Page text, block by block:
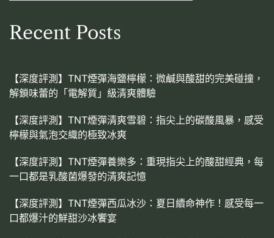
Recent Posts
【深度評測】TNT煙彈海鹽檸檬：微鹹與酸甜的完美碰撞，
解鎖味蕾的「電解質」級清爽體驗
【深度評測】TNT煙彈清爽雪碧：指尖上的碳酸風暴，感受
檸檬與氣泡交織的極致冰爽
【深度評測】TNT煙彈養樂多：重現指尖上的酸甜經典，每
一口都是乳酸菌爆發的清爽記憶
【深度評測】TNT煙彈西瓜冰沙：夏日續命神作！感受每一
口都爆汁的鮮甜沙冰饗宴